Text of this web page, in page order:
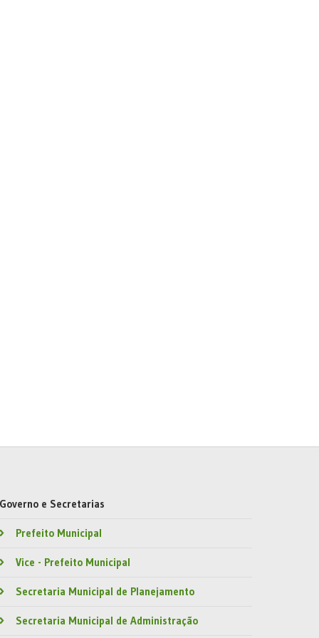
e Secretarias
Prefeito Municipal
Vice - Prefeito Municipal
Secretaria Municipal de Planejamento
Secretaria Municipal de Administração